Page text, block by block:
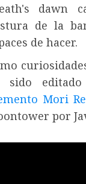
dawn
de la
de hacer.
sido
Mori
por